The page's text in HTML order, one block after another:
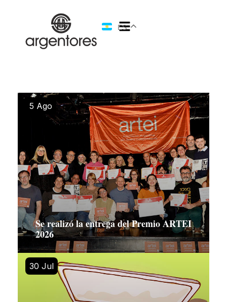
ES
5 Ago
Se realizó la entrega del Premio ARTEI
2026
30 Jul